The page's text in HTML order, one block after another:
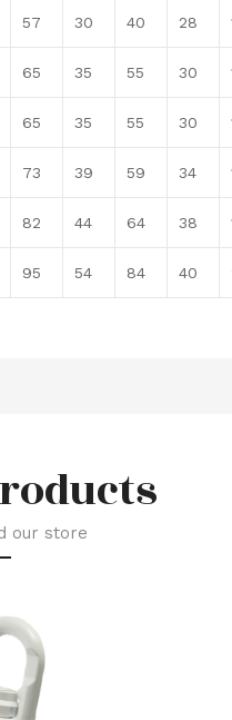
57 30 40 28
65 35 55 30
65 35 55 30
73 39 59 34
82 44 64 38
95 54 84 40
our store